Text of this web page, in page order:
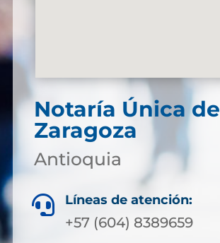
Notaría Única de
Zaragoza
Antioquia
 Líneas de atención:
+57 (604) 8389659